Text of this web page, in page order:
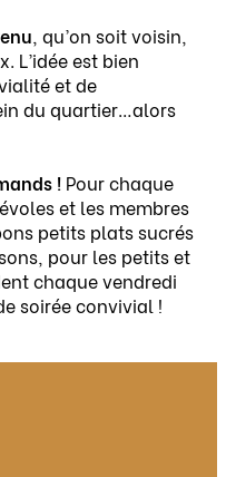
, qu’on soit voisin,
L’idée est bien
et de
du quartier…alors
! Pour chaque
et les membres
petits plats sucrés
pour les petits et
chaque vendredi
soirée convivial !